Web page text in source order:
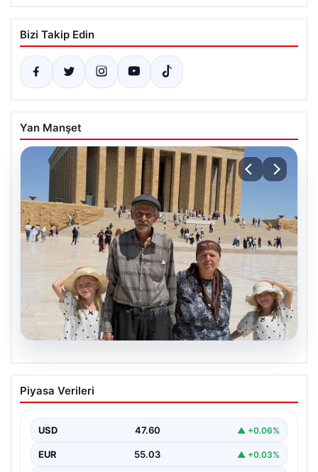
Bizi Takip Edin
Yan Manşet
05.08.2026
Umuda Yolculuk: 34 Yıllık Bekleyişin
Ardından Gelen Mutluluk ve Anıtkabir
Adıyaman’da yaşayan Abuzer ve Zeynep Yıldırım çifti,
Piyasa Verileri
USD 47.60 ▲ +0.06%
EUR 55.03 ▲ +0.03%